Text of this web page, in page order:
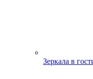
Зеркала в